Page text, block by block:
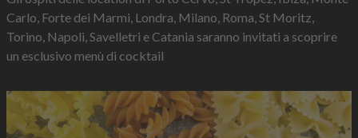
Carlo, Forte dei Marmi, Londra, Milano, Roma, St Moritz,
Torino, Napoli, Savelletri e Catania saranno invitati a scoprire
un esclusivo menù di cocktail